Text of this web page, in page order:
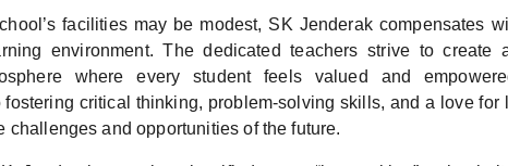
facilities may be modest, SK Jenderak compensates
environment. The dedicated teachers strive to create
where every student feels valued and
fostering critical thinking, problem-solving skills, and a love for
challenges and opportunities of the future.